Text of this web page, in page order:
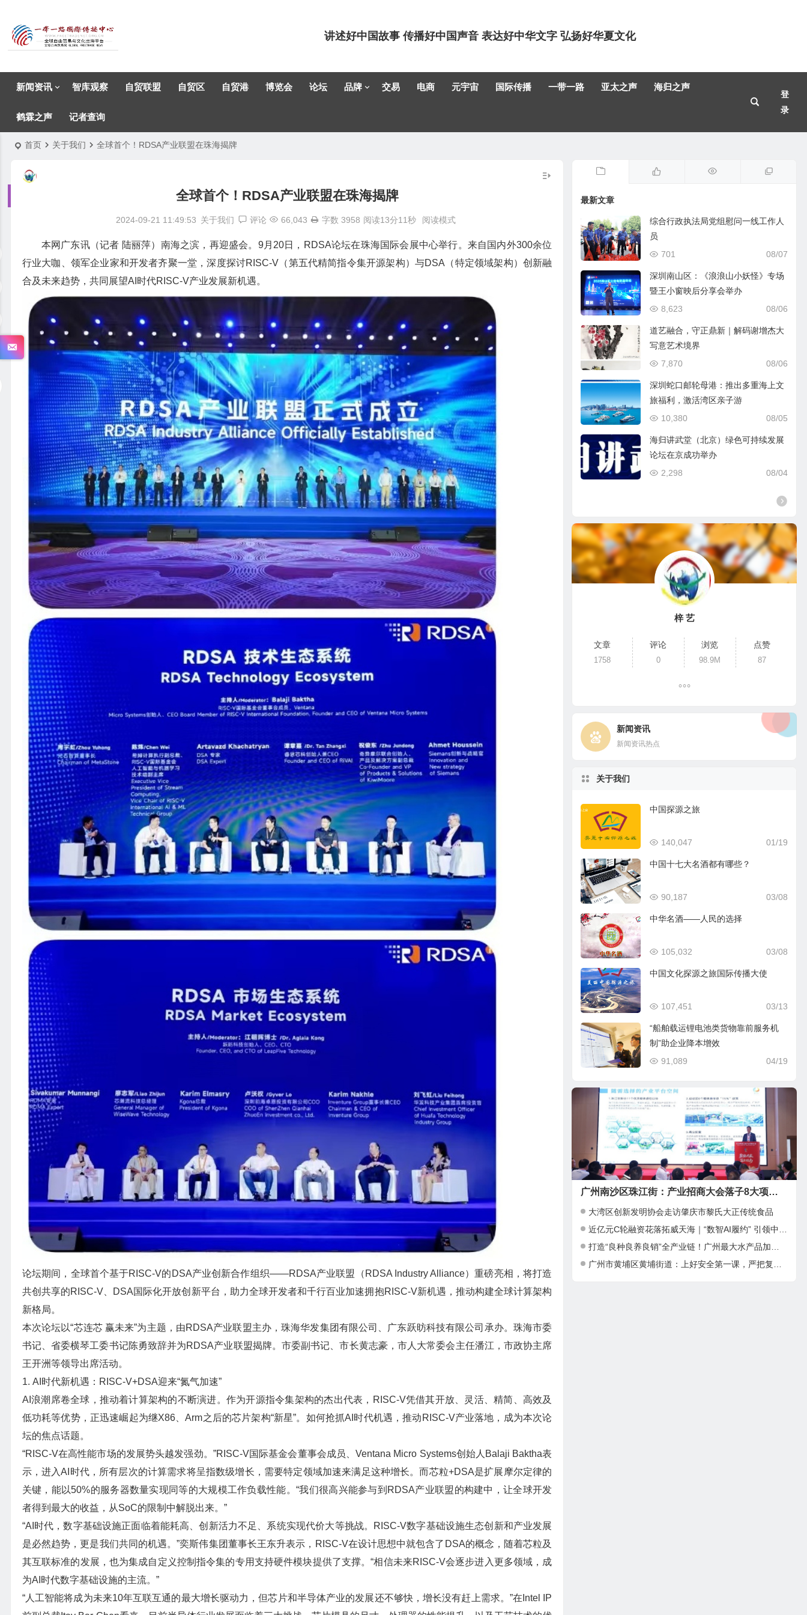
讲述好中国故事 传播好中国声音 表达好中华文字 弘扬好华夏文化
新闻资讯 智库观察 自贸联盟 自贸区 自贸港 博览会 论坛 品牌 交易 电商 元宇宙 国际传播 一带一路 亚太之声 海归之声
鹤霖之声 记者查询
登
录
首页 关于我们 全球首个！RDSA产业联盟在珠海揭牌
全球首个！RDSA产业联盟在珠海揭牌
2024-09-21 11:49:53 关于我们 评论 66,043 字数 3958 阅读13分11秒 阅读模式
本网广东讯（记者 陆丽萍）南海之滨，再迎盛会。9月20日，RDSA论坛在珠海国际会展中心举行。来自国内外300余位
行业大咖、领军企业家和开发者齐聚一堂，深度探讨RISC-V（第五代精简指令集开源架构）与DSA（特定领域架构）创新融
合及未来趋势，共同展望AI时代RISC-V产业发展新机遇。
论坛期间，全球首个基于RISC-V的DSA产业创新合作组织——RDSA产业联盟（RDSA Industry Alliance）重磅亮相，将打造
共创共享的RISC-V、DSA国际化开放创新平台，助力全球开发者和千行百业加速拥抱RISC-V新机遇，推动构建全球计算架构
新格局。
本次论坛以“芯连芯 赢未来”为主题，由RDSA产业联盟主办，珠海华发集团有限公司、广东跃昉科技有限公司承办。珠海市委
书记、省委横琴工委书记陈勇致辞并为RDSA产业联盟揭牌。市委副书记、市长黄志豪，市人大常委会主任潘江，市政协主席
王开洲等领导出席活动。
1. AI时代新机遇：RISC-V+DSA迎来“氮气加速”
AI浪潮席卷全球，推动着计算架构的不断演进。作为开源指令集架构的杰出代表，RISC-V凭借其开放、灵活、精简、高效及
低功耗等优势，正迅速崛起为继X86、Arm之后的芯片架构“新星”。如何抢抓AI时代机遇，推动RISC-V产业落地，成为本次论
坛的焦点话题。
“RISC-V在高性能市场的发展势头越发强劲。”RISC-V国际基金会董事会成员、Ventana Micro Systems创始人Balaji Baktha表
示，进入AI时代，所有层次的计算需求将呈指数级增长，需要特定领域加速来满足这种增长。而芯粒+DSA是扩展摩尔定律的
关键，能以50%的服务器数量实现同等的大规模工作负载性能。“我们很高兴能参与到RDSA产业联盟的构建中，让全球开发
者得到最大的收益，从SoC的限制中解脱出来。”
“AI时代，数字基础设施正面临着能耗高、创新活力不足、系统实现代价大等挑战。RISC-V数字基础设施生态创新和产业发展
是必然趋势，更是我们共同的机遇。”奕斯伟集团董事长王东升表示，RISC-V在设计思想中就包含了DSA的概念，随着芯粒及
其互联标准的发展，也为集成自定义控制指令集的专用支持硬件模块提供了支撑。“相信未来RISC-V会逐步进入更多领域，成
为AI时代数字基础设施的主流。”
“人工智能将成为未来10年互联互通的最大增长驱动力，但芯片和半导体产业的发展还不够快，增长没有赶上需求。”在Intel IP
最新文章
综合行政执法局党组慰问一线工作人
员
08/07
701
深圳南山区：《浪浪山小妖怪》专场
暨王小窗映后分享会举办
08/06
8,623
道艺融合，守正鼎新｜解码谢增杰大
写意艺术境界
08/06
7,870
深圳蛇口邮轮母港：推出多重海上文
旅福利，激活湾区亲子游
08/05
10,380
海归讲武堂（北京）绿色可持续发展
论坛在京成功举办
08/04
2,298
梓 艺
文章
1758
评论
0
浏览
98.9M
点赞
87
新闻资讯
新闻资讯热点
关于我们
中国探源之旅
01/19
140,047
中国十七大名酒都有哪些？
03/08
90,187
中华名酒——人民的选择
03/08
105,032
中国文化探源之旅国际传播大使
03/13
107,451
“船舶载运锂电池类货物靠前服务机
制”助企业降本增效
04/19
91,089
广州南沙区珠江街：产业招商大会落子8大项目，邀湾区客商抢占“南沙站”红利
大湾区创新发明协会走访肇庆市黎氏大正传统食品
近亿元C轮融资花落拓威天海｜“数智AI履约” 引领中大件出海新基建
打造“良种良养良销”全产业链！广州最大水产品加工项目在南沙正式投产
广州市黄埔区黄埔街道：上好安全第一课，严把复工复产安全关